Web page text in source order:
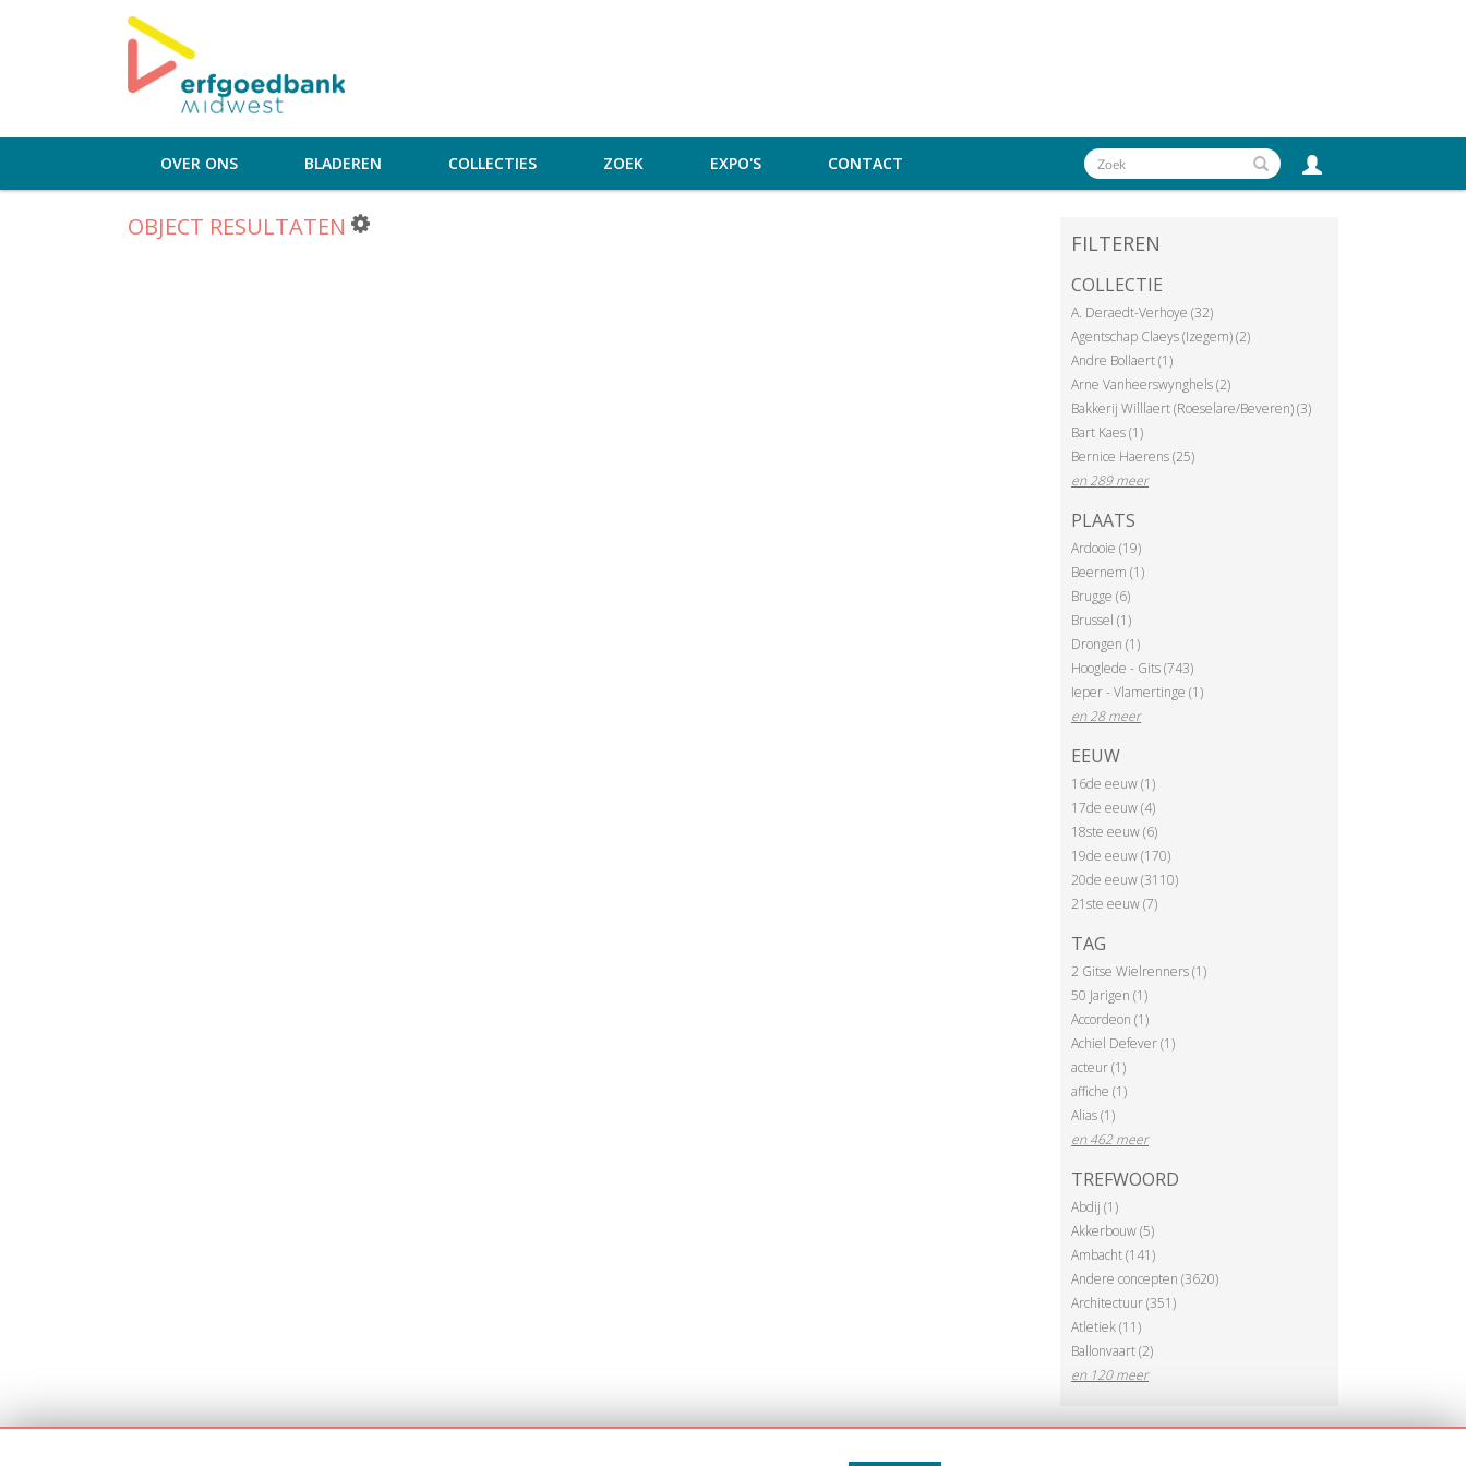
OVER ONS BLADEREN COLLECTIES ZOEK EXPO'S CONTACT
OBJECT RESULTATEN
FILTEREN
COLLECTIE
A. Deraedt-Verhoye (32)
Agentschap Claeys (Izegem) (2)
Andre Bollaert (1)
Arne Vanheerswynghels (2)
Bakkerij Willlaert (Roeselare/Beveren) (3)
Bart Kaes (1)
Bernice Haerens (25)
en 289 meer
PLAATS
Ardooie (19)
Beernem (1)
Brugge (6)
Brussel (1)
Drongen (1)
Hooglede - Gits (743)
Ieper - Vlamertinge (1)
en 28 meer
EEUW
16de eeuw (1)
17de eeuw (4)
18ste eeuw (6)
19de eeuw (170)
20de eeuw (3110)
21ste eeuw (7)
TAG
2 Gitse Wielrenners (1)
50 Jarigen (1)
Accordeon (1)
Achiel Defever (1)
acteur (1)
affiche (1)
Alias (1)
en 462 meer
TREFWOORD
Abdij (1)
Akkerbouw (5)
Ambacht (141)
Andere concepten (3620)
Architectuur (351)
Atletiek (11)
Ballonvaart (2)
en 120 meer